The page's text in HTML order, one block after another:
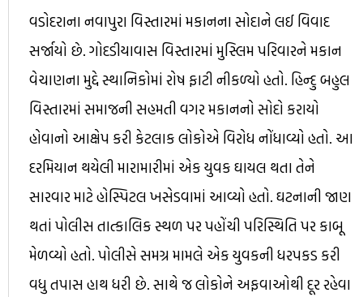
વડોદરાના નવાપુરા વિસ્તારમાં મકાનના સોદાને લઈ વિવાદ
સર્જાયો છે. ગોદડીયાવાસ વિસ્તારમાં મુસ્લિમ પરિવારને મકાન
વેચાણના મુદ્દે સ્થાનિકોમાં રોષ ફાટી નીકળ્યો હતો. હિન્દુ બહુલ
વિસ્તારમાં સમાજની સહમતી વગર મકાનનો સોદો કરાયો
હોવાનો આક્ષેપ કરી કેટલાક લોકોએ વિરોધ નોંધાવ્યો હતો. આ
દરમિયાન થયેલી મારામારીમાં એક યુવક ઘાયલ થતા તેને
સારવાર માટે હોસ્પિટલ ખસેડવામાં આવ્યો હતો. ઘટનાની જાણ
થતાં પોલીસ તાત્કાલિક સ્થળ પર પહોંચી પરિસ્થિતિ પર કાબૂ
મેળવ્યો હતો. પોલીસે સમગ્ર મામલે એક યુવકની ધરપકડ કરી
વધુ તપાસ હાથ ધરી છે. સાથે જ લોકોને અફવાઓથી દૂર રહેવા